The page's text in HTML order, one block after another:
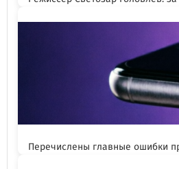
Перечислены главные ошибки